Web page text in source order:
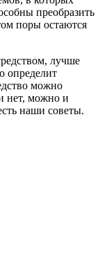
преобразить
поры остаются
лучше
определит
можно
нет, можно и
наши советы.